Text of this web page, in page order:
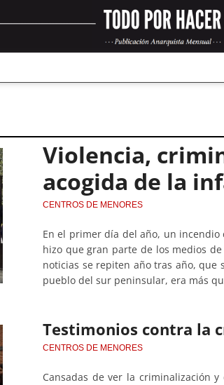
Violencia,
acogida de la
CENTROS DE MENORES
En el primer día del año, un incendio
hizo que gran parte de los medios
noticias se repiten año tras año, que
pueblo del sur peninsular, era más
Testimonios contra la
CENTROS DE MENORES
Cansadas de ver la criminalización